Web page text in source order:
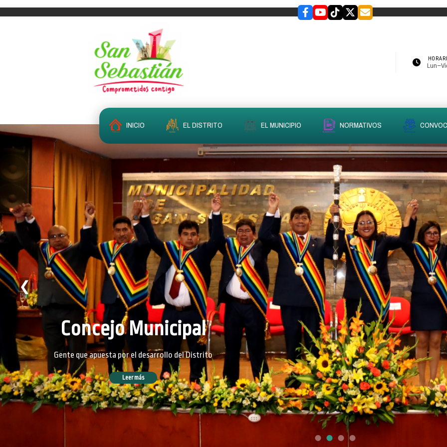
INICIO EL DISTRITO EL MUNICIPIO NORMATIVOS
slider
Concejo Municipal
Gente que apuesta por el desarrollo del Distrito
Leer más
❮